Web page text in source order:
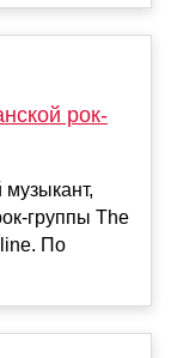
рок-
группы The
По